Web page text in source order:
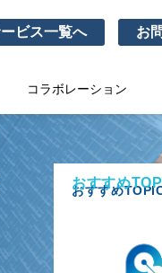
ビス一覧へ お
コラボレーション
おすすめ
おすすめ